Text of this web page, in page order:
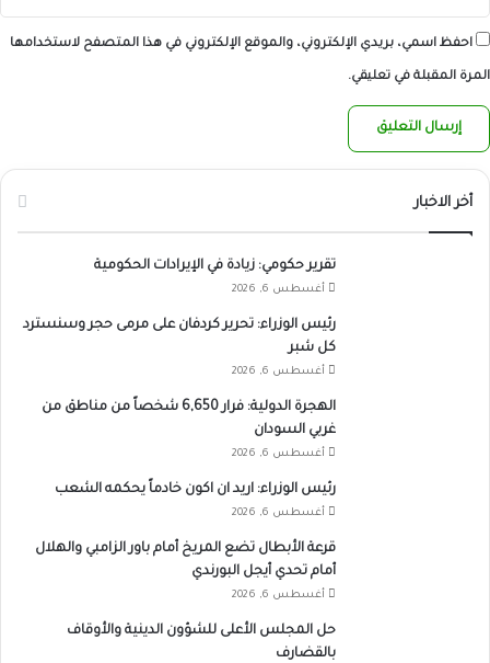
احفظ اسمي، بريدي الإلكتروني، والموقع الإلكتروني في هذا المتصفح لاستخدامها
المرة المقبلة في تعليقي.
أخر الاخبار
تقرير حكومي: زيادة في الإيرادات الحكومية
أغسطس 6, 2026
رئيس الوزراء: تحرير كردفان على مرمى حجر وسنسترد
كل شبر
أغسطس 6, 2026
الهجرة الدولية: فرار 6,650 شخصاً من مناطق من
غربي السودان
أغسطس 6, 2026
رئيس الوزراء: اريد ان اكون خادماً يحكمه الشعب
أغسطس 6, 2026
قرعة الأبطال تضع المريخ أمام باور الزامبي والهلال
أمام تحدي أيجل البورندي
أغسطس 6, 2026
حل المجلس الأعلى للشؤون الدينية والأوقاف
بالقضارف